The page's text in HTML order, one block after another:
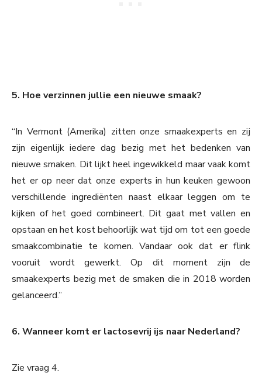
5. Hoe verzinnen jullie een nieuwe smaak?
“In Vermont (Amerika) zitten onze smaakexperts en zij
zijn eigenlijk iedere dag bezig met het bedenken van
nieuwe smaken. Dit lijkt heel ingewikkeld maar vaak komt
het er op neer dat onze experts in hun keuken gewoon
verschillende ingrediënten naast elkaar leggen om te
kijken of het goed combineert. Dit gaat met vallen en
opstaan en het kost behoorlijk wat tijd om tot een goede
smaakcombinatie te komen. Vandaar ook dat er flink
vooruit wordt gewerkt. Op dit moment zijn de
smaakexperts bezig met de smaken die in 2018 worden
gelanceerd.”
6. Wanneer komt er lactosevrij ijs naar Nederland?
Zie vraag 4.